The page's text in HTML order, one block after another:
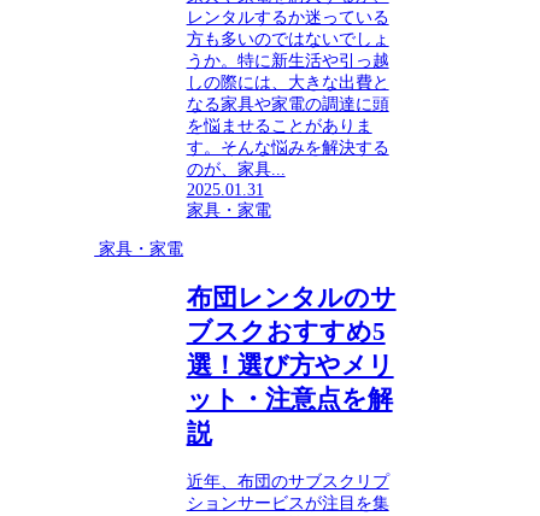
レンタルするか迷っている
方も多いのではないでしょ
うか。特に新生活や引っ越
しの際には、大きな出費と
なる家具や家電の調達に頭
を悩ませることがありま
す。そんな悩みを解決する
のが、家具...
2025.01.31
家具・家電
家具・家電
布団レンタルのサ
ブスクおすすめ5
選！選び方やメリ
ット・注意点を解
説
近年、布団のサブスクリプ
ションサービスが注目を集